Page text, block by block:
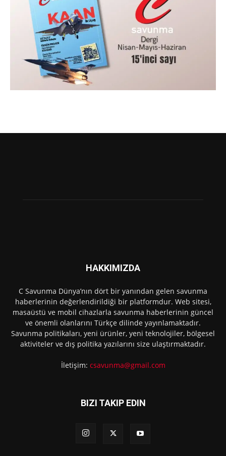
HAKKIMIZDA
C Savunma Dünya’nın dört bir yanından gelen savunma
haberlerinin değerlendirildiği bir platformdur. Web sitesi,
masaüstü ve mobil cihazlarla savunma haberlerinin güncel
ve önemli olanlarını Türkçe dilinde yayınlamaktadır.
Savunma politikaları, yeni ürünler, yeni teknolojiler, bölgesel
aktiviteler ve dış politika yazılarını size ulaştırmaktadır.
İletişim: csavunma@gmail.com
BIZI TAKIP EDIN